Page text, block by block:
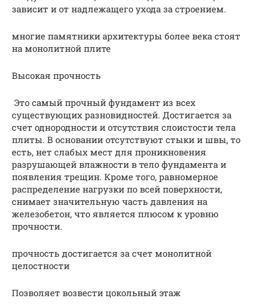
зависит и от надлежащего ухода за строением.
многие памятники архитектуры более века стоят
на монолитной плите
Высокая прочность
Это самый прочный фундамент из всех
существующих разновидностей. Достигается за
счет однородности и отсутствия слоистости тела
плиты. В основании отсутствуют стыки и швы, то
есть, нет слабых мест для проникновения
разрушающей влажности в тело фундамента и
появления трещин. Кроме того, равномерное
распределение нагрузки по всей поверхности,
снимает значительную часть давления на
железобетон, что является плюсом к уровню
прочности.
прочность достигается за счет монолитной
целостности
Позволяет возвести цокольный этаж